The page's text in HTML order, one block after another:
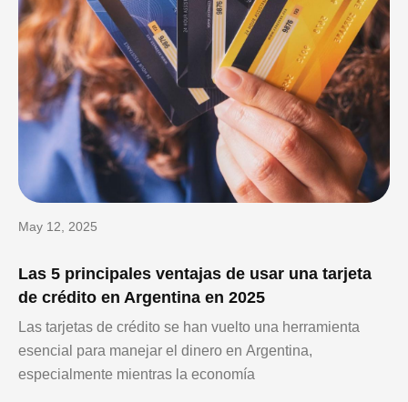
Las 5 principales ventajas de usar una tarjeta
de crédito en Argentina en 2025
May 12, 2025
Las tarjetas de crédito se han vuelto una herramienta
esencial para manejar el dinero en Argentina,
especialmente mientras la economía